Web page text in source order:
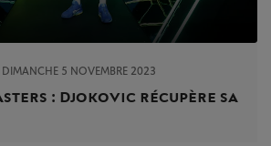
DIMANCHE 5 NOVEMBRE 2023
: Djokovic récupère sa